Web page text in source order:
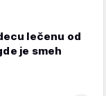
lečenu od
je smeh